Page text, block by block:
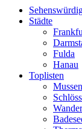
Städte
Fulda
Hanau
Toplisten